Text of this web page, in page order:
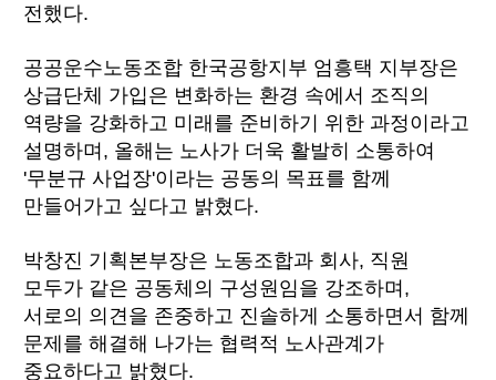
전했다.
공공운수노동조합 한국공항지부 엄흥택 지부장은
상급단체 가입은 변화하는 환경 속에서 조직의
역량을 강화하고 미래를 준비하기 위한 과정이라고
설명하며, 올해는 노사가 더욱 활발히 소통하여
'무분규 사업장'이라는 공동의 목표를 함께
만들어가고 싶다고 밝혔다.
박창진 기획본부장은 노동조합과 회사, 직원
모두가 같은 공동체의 구성원임을 강조하며,
서로의 의견을 존중하고 진솔하게 소통하면서 함께
문제를 해결해 나가는 협력적 노사관계가
중요하다고 밝혔다.